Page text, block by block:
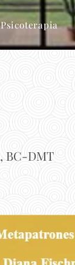
Psicoterapia
BC-DMT